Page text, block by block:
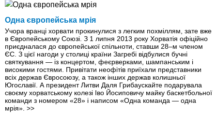
Одна європейська мрія
Учора вранці хорвати прокинулися з легким похміллям, зате вже
в Європейському Союзі. З 1 липня 2013 року Хорватія офіційно
приєдналася до європейської спільноти, ставши 28–м членом
ЄС. З цієї нагоди у столиці країни Загребі відбулися бучні
святкування — із концертом, феєрверками, шампанським і
високими гостями. Привітати неофітів приїхали представники
всіх держав Євросоюзу, а також інших держав колишньої
Югославії. А президент Литви Даля Грибаускайте подарувала
своєму хорватському колезі Іво Йосиповичу майку баскетбольної
команди з номером «28» і написом «Одна команда — одна
мрія». >>